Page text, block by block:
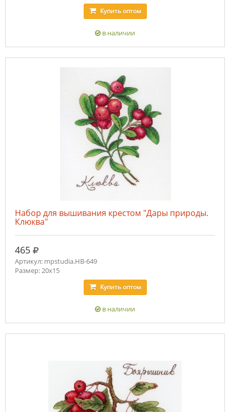
Купитьоптом
в наличии
Набор для вышивания крестом "Дары природы.
Клюква"
465 руб.
Артикул: mpstudia.НВ-649
Размер: 20x15
Купитьоптом
в наличии